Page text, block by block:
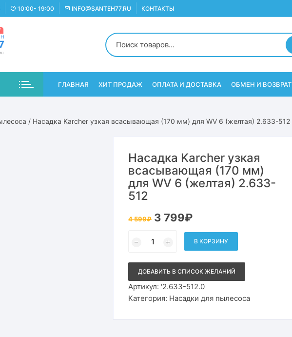
10:00- 19:00 INFO@SANTEH77.RU КОНТАКТЫ
ГЛАВНАЯ ХИТ ПРОДАЖ ОПЛАТА И ДОСТАВКА ОБМЕН И ВОЗВРАТ
/ Насадка Karcher узкая всасывающая (170 мм) для WV 6 (желтая) 2.633-512
Насадка Karcher узкая
всасывающая (170 мм)
для WV 6 (желтая) 2.633-
512
4 599₽ Первоначальная
цена
составляла
599₽.
3 799₽Текущая
3
799₽.
товара
узкая
всасывающая
(170
мм)
для
WV
В КОРЗИНУ
ДОБАВИТЬ В СПИСОК ЖЕЛАНИЙ
Артикул: '2.633-512.0
Категория: Насадки для пылесоса